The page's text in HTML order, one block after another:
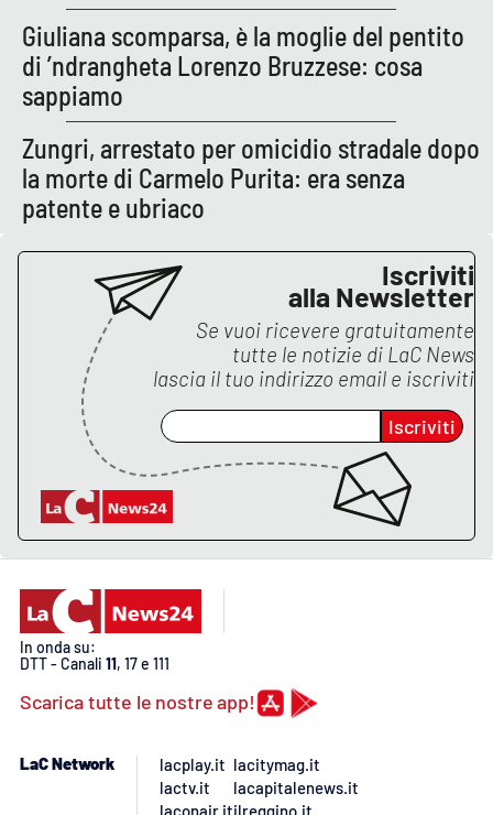
Giuliana scomparsa, è la moglie del pentito
di ’ndrangheta Lorenzo Bruzzese: cosa
sappiamo
Zungri, arrestato per omicidio stradale dopo
la morte di Carmelo Purita: era senza
patente e ubriaco
Iscriviti
alla Newsletter
Se vuoi ricevere gratuitamente
tutte le notizie di LaC News
lascia il tuo indirizzo email e iscriviti
Iscriviti
In onda su:
DTT - Canali 11, 17 e 111
Scarica tutte le nostre app!
LaC Network
lacplay.it
lactv.it
laconair.it
lacitymag.it
lacapitalenews.it
ilreggino.it